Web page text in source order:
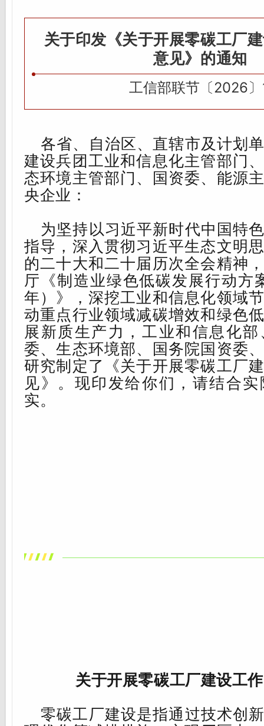
关于印发《关于开展零碳工厂
意见》的通知
关
印
《
民
爆
行
实
〈
国
家
智
能
制
造
标
准
体
案
工信部联节 〔2026〕
各省、自治区、直辖市及计划
建设兵团工业和信息化主管部门
态环境主管部门、国资委、能源
央企业 ：
为坚持以习近平新时代中国特
指导，深入贯彻习近平生态文明
的二十大和二十届历次全会精神
厅《制造业绿色低碳发展行动方
年）》
， 深挖工业和信息化领域
动重点行业领域减碳增效和绿色
展新质生产力，工业和信息化
委、生态环境部、国务院国资委
研究制定了《关于开展零碳工厂
见》。现印发给你们，请结合
实。
关于开展零碳工厂建设工
零碳工厂建设是指通过技术创